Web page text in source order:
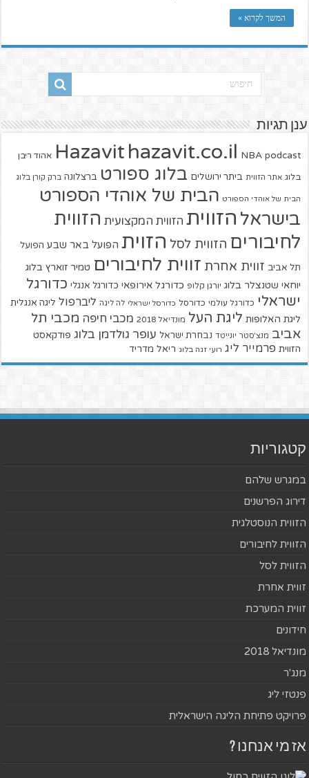
המשך לקרוא »
ענן תגיות
Hazavit hazavit.co.il NBA podcast אהוד ריבן
בלוג אתר הזווית ביתר ירושלים בלוג ספורט ברצלונה ברק קורן בלוג
הבית של אוהדי הספורט הבית של אוהדי הספורט
בישראל הזווית הזווית המקצועית הזווית
לחיבורים הזווית לסל הזוית הפועל באר שבע הפועל
תל אביב זווית אחרת זווית לחיבורים טמיר זוארץ בלוג
יוחאי שטנצלר בלוג יורגן קלופ כדורגל אירופאי כדורגל אנגלי כדורגל
ישראלי כדורגל עולמי כדורסל כדורסל ישראלי לה ליגה ליברפול ליגה אנגלית
ליגת האלופות ליגת העל מונדיאל 2018 מכבי חיפה מכבי תל
אביב מנצ'סטר יונייטד נבחרת ישראל עופר גולדמן בלוג פודקאסט
הזווית פרמייר ליג רועי זגה בלוג ריאל מדריד
קטגוריות
במגרש שלהם
דירוג הפרשנים
הזווית הנוסטלגית
הזווית לחיבורים
הזווית לסל
זווית אחרת
זווית המערכת
חידונים
מונדיאל 2018
מנג'ר
פנטזי ליג
פרויקט פתיחת הליגה הישראלית
אז מי אנחנו ?